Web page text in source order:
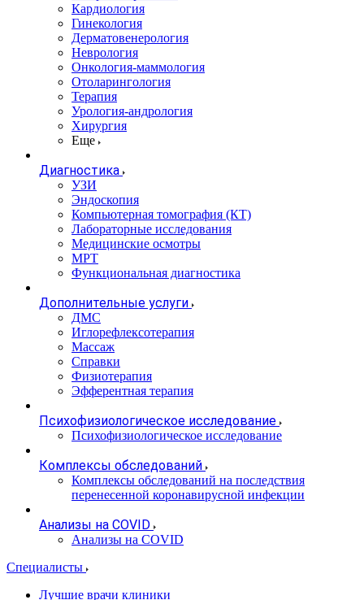
Кардиология
Гинекология
Дерматовенерология
Неврология
Онкология-маммология
Отоларингология
Терапия
Урология-андрология
Хирургия
Еще
Диагностика
УЗИ
Эндоскопия
Компьютерная томография (КТ)
Лабораторные исследования
Медицинские осмотры
МРТ
Функциональная диагностика
Дополнительные услуги
ДМС
Иглорефлексотерапия
Массаж
Справки
Физиотерапия
Эфферентная терапия
Психофизиологическое исследование
Психофизиологическое исследование
Комплексы обследований
Комплексы обследований на последствия
перенесенной коронавирусной инфекции
Анализы на COVID
Анализы на COVID
Специалисты
Лучшие врачи клиники